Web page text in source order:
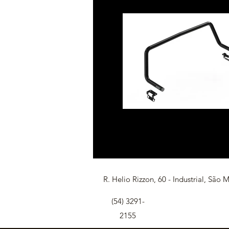
R. Helio Rizzon, 60 - Industrial, São
(54) 3291-
2155